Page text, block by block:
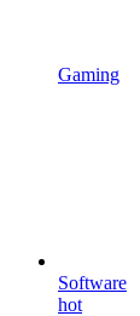
Gaming
Software
hot